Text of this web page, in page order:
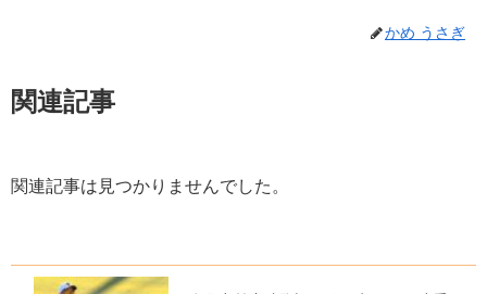
かめ うさぎ
関連記事
関連記事は見つかりませんでした。